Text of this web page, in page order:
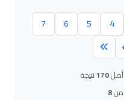
4
5
6
7
170نتيجة
من8